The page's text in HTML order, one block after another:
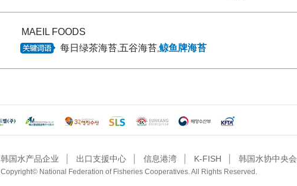
MAEIL FOODS
每日绿茶海苔,五谷海苔,鲸鱼牌海苔
韩国水产品企业 出口支援中心 信息港湾 K-FISH 韩国水协中央会
Copyright© National Federation of Fisheries Cooperatives. All Rights Reserved.